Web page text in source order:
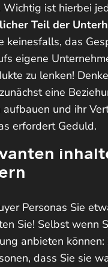
Wichtig ist hierbei
Teil der
keinesfalls, das
eigene
zu lenken!
eine
und ihr
erfordert Geduld.
Personas Sie
Sie! Selbst wenn
anbieten können:
dass Sie sie